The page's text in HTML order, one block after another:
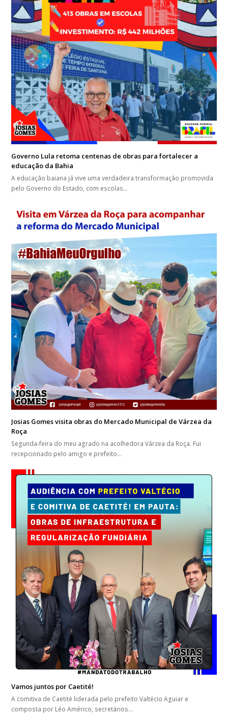
Governo Lula retoma centenas de obras para fortalecer a
educação da Bahia
A educação baiana já vive uma verdadeira transformação promovida
pelo Governo do Estado, com escolas…
Josias Gomes visita obras do Mercado Municipal de Várzea da
Roça
Segunda-feira do meu agrado na acolhedora Várzea da Roça. Fui
recepcionado pelo amigo e prefeito…
Vamos juntos por Caetité!
A comitiva de Caetité liderada pelo prefeito Valtécio Aguiar e
composta por Léo Américo, secretários…